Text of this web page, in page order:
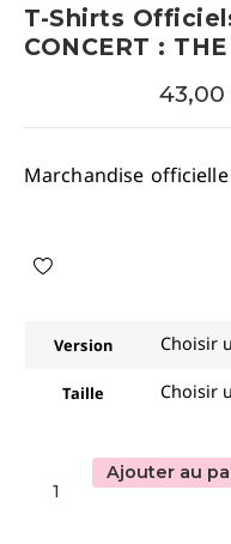
T-Shirts
CONCERT :
43,00
Marchandise
Version
Taille
Ajouter au